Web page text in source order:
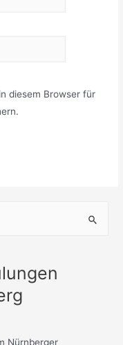
diesem Browser für
Nürnberger